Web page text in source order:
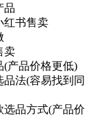
品
红书售卖
卖
(产品价格更低)
法(容易找到同
选品方式(产品价